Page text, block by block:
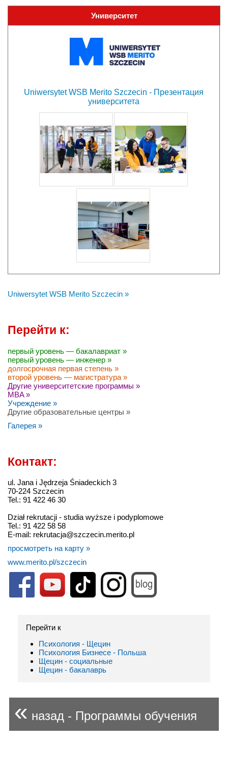
Университет
Uniwersytet WSB Merito Szczecin - Презентация
университета
Uniwersytet WSB Merito Szczecin »
Перейти к:
первый уровень — бакалавриат »
первый уровень — инженер »
долгосрочная первая степень »
второй уровень — магистратура »
Другие университетские программы »
MBA »
Учреждение »
Другие образовательные центры »
Галерея »
Контакт:
ul. Jana i Jędrzeja Śniadeckich 3
70-224 Szczecin
Tel.: 91 422 46 30
Dział rekrutacji - studia wyższe i podyplomowe
Tel.: 91 422 58 58
E-mail: rekrutacja@szczecin.merito.pl
просмотреть на карту »
www.merito.pl/szczecin
Перейти к
Психология - Щецин
Психология Бизнесе - Польша
Щецин - социальные
Щецин - бакалаврь
« назад - Программы обучения